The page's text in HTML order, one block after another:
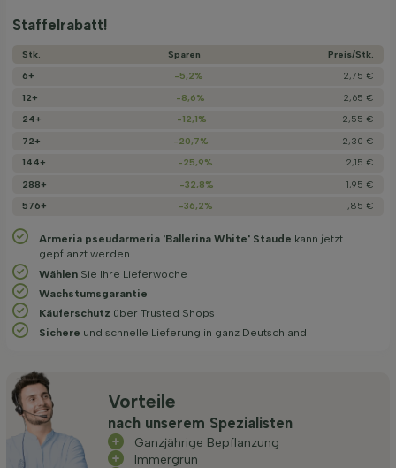
Staffelrabatt!
Stk. Sparen
Preis/­Stk.
6+
-5,2%
2,75 €
12+
-8,6%
2,65 €
24+
-12,1%
2,55 €
72+
-20,7%
2,30 €
144+
-25,9%
2,15 €
288+
-32,8%
1,95 €
576+
-36,2% 1,85 €
Armeria pseudarmeria 'Ballerina White' Staude kann jetzt
gepflanzt werden
Wählen Sie Ihre Lieferwoche
Wachstums­garantie
Käuferschutz über Trusted Shops
Sichere und schnelle Lieferung in ganz Deutschland
Vorteile
nach unserem Spezialisten
Ganzjährige Bepflanzung
Immergrün